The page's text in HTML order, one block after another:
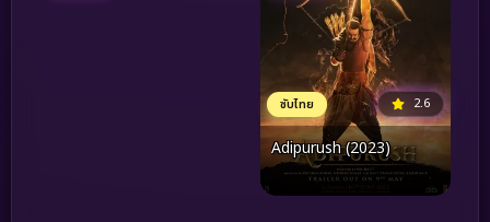
ซับไทย 2.6
Adipurush (2023)